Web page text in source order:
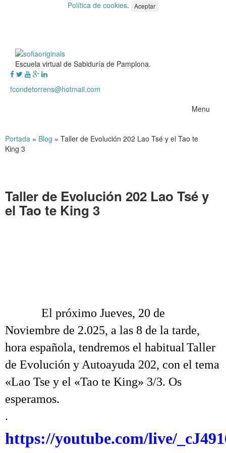
Política de cookies. Aceptar
Escuela virtual de Sabiduría de Pamplona.
fcondetorrens@hotmail.com
Menu
Portada » Blog » Taller de Evolución 202 Lao Tsé y el Tao te
King 3
Taller de Evolución 202 Lao Tsé y
el Tao te King 3
El próximo Jueves, 20 de
Noviembre de 2.025, a las 8 de la tarde,
hora española, tendremos el habitual Taller
de Evolución y Autoayuda 202, con el tema
«Lao Tse y el «Tao te King» 3/3. Os
esperamos.
.
https://youtube.com/live/